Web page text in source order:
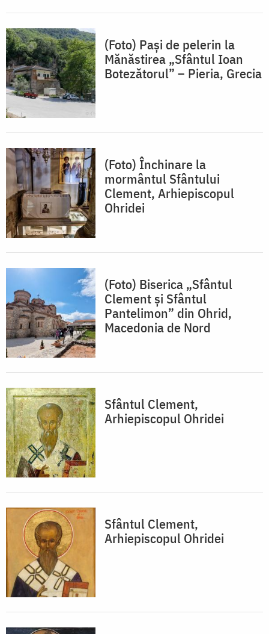
(Foto) Pași de pelerin la
Mănăstirea „Sfântul Ioan
Botezătorul” – Pieria, Grecia
(Foto) Închinare la
mormântul Sfântului
Clement, Arhiepiscopul
Ohridei
(Foto) Biserica „Sfântul
Clement și Sfântul
Pantelimon” din Ohrid,
Macedonia de Nord
Sfântul Clement,
Arhiepiscopul Ohridei
Sfântul Clement,
Arhiepiscopul Ohridei